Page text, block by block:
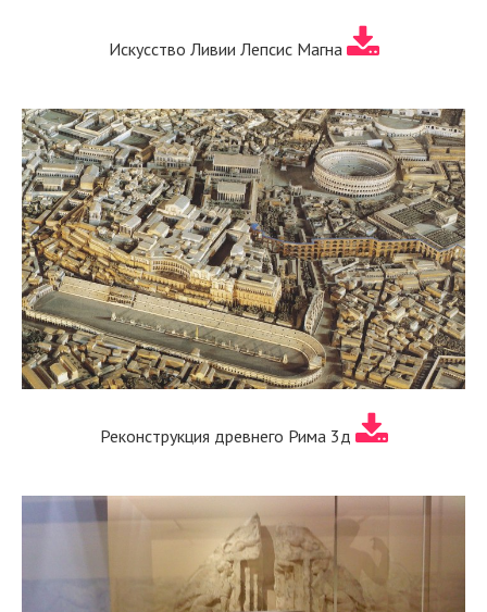
Искусство Ливии Лепсис Магна
Реконструкция древнего Рима 3д